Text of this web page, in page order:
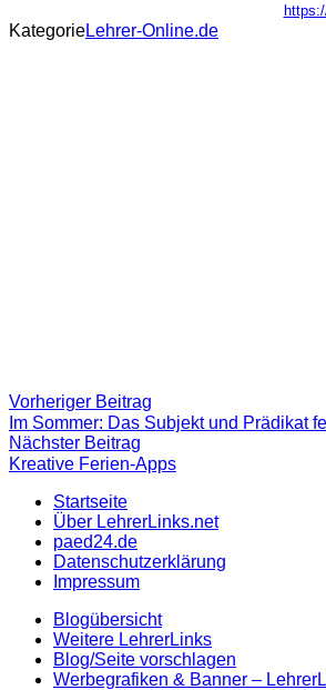
KategorieLehrer-Online.de
Beitragsnavigation
Vorheriger Beitrag
Beitrag:
Im Sommer: Das Subjekt und Prädikat
Nächster Beitrag
Beitrag
Kreative Ferien-Apps
Startseite
Über LehrerLinks.net
paed24.de
Datenschutzerklärung
Impressum
Blogübersicht
Weitere LehrerLinks
Blog/Seite vorschlagen
Werbegrafiken & Banner –